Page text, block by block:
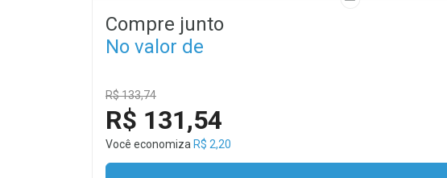
Compre junto
No valor de
R$ 133,74
R$ 131,54
Você economiza R$ 2,20